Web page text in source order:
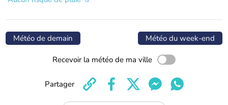
Météo de demain Météo du week-end
Recevoir la météo de ma ville
Partager